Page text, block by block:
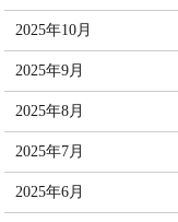
2025年10月
2025年9月
2025年8月
2025年7月
2025年6月